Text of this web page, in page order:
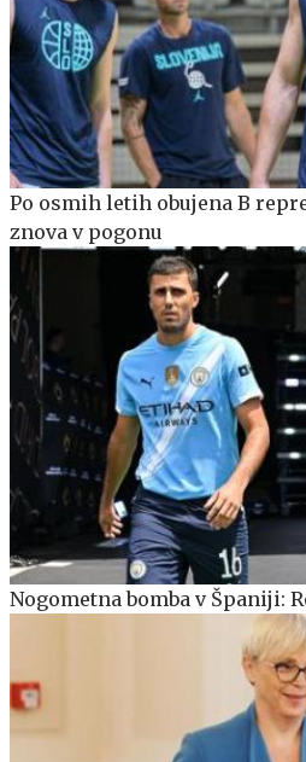
Po osmih letih obujena B
znova v pogonu
Nogometna bomba v Španiji: